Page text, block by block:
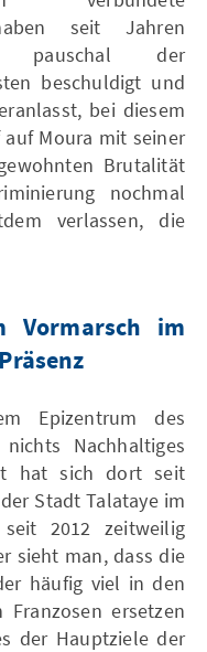
seit Jahren
pauschal der
beschuldigt und
bei diesem
Moura mit seiner
Brutalität
nochmal
verlassen, die
Vormarsch im
Epizentrum des
Nachhaltiges
hat sich dort seit
Stadt Talataye im
2012 zeitweilig
sieht man, dass die
häufig viel in den
Franzosen ersetzen
der Hauptziele der